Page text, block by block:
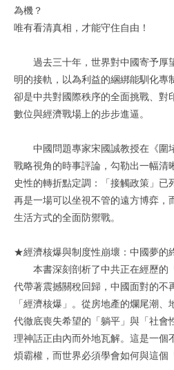
為機？
唯有看清真相，才能守住自由！
過去三十年，世界對中國寄予厚
明的接軌，以為利益的綑綁能馴化專
卻是中共對國際秩序的全面挑戰、對
數位與經濟戰場上的步步進逼。
中國問題專家宋國誠教授在《圍
戰略視角的時事評論，勾勒出一幅清
史性的轉折點定調：「接觸政策」已
再是一場可以坐視不管的遠方博弈，
生活方式的全面防禦戰。
★經濟核爆與制度性崩壞：中國夢的
本書深刻剖析了中共正在經歷的
代帶著震撼關稅回歸，中國面對的不
「經濟核爆」。從房地產的爛尾潮
代徹底喪失希望的「躺平」與「社會
理神話正由內而外地瓦解。這是一個
煩霸權，而世界必須學會如何與這個